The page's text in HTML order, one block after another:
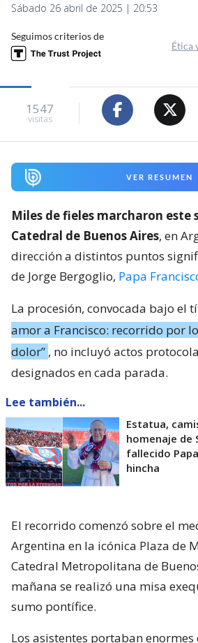
Sábado 26 abril de 2025 | 20:53
Seguimos criterios de
Ética
1547
visitas
VER RESUMEN
Miles de fieles marcharon este
Catedral de Buenos Aires, en
dirección a distintos puntos
de Jorge Bergoglio, Papa
La procesión, convocada bajo el
amor a Francisco: recorrido por
dolor” , no incluyó actos
designados en cada parada.
Lee también...
Estatua,
homenaje de
fallecido
hincha
El recorrido comenzó sobre el
Argentina en la icónica Plaza de
Catedral Metropolitana de
mañana se realizó una misa
sumo pontífice.
Los asistentes portaban enormes